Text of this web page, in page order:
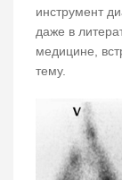
инструмент
даже в
медицине,
тему.